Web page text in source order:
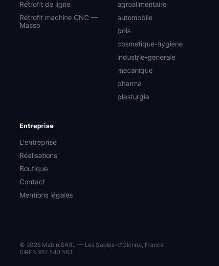
Rétrofit de ligne
Rétrofit machine CNC —
Masso
agroalimentaire
automobile
bois
cosmetique-hygiene
industrie-generale
mecanique
pharma
plasturgie
Entreprise
L'entreprise
Réalisations
Boutique
Contact
Mentions légales
© 2026 Mabin SARL — Les Sables-d'Olonne, France
SIREN 917 543 563